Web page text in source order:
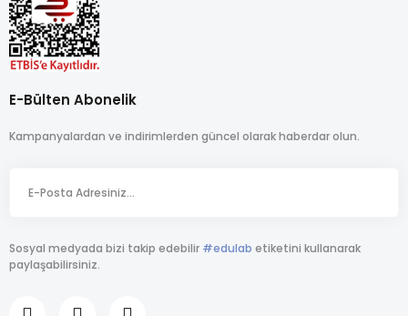
E-Bülten Abonelik
Kampanyalardan ve indirimlerden güncel olarak haberdar olun.
Sosyal medyada bizi takip edebilir #edulab etiketini kullanarak
paylaşabilirsiniz.